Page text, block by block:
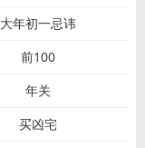
大年初一忌讳
前100
年关
买凶宅